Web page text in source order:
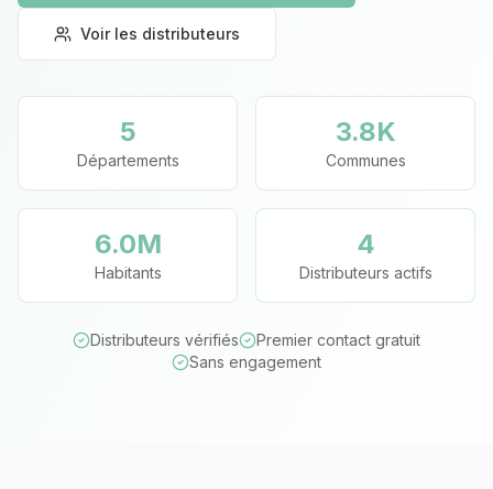
Voir les distributeurs
5
Départements
3.8K
Communes
6.0M
Habitants
4
Distributeurs actifs
Distributeurs vérifiés
Premier contact gratuit
Sans engagement